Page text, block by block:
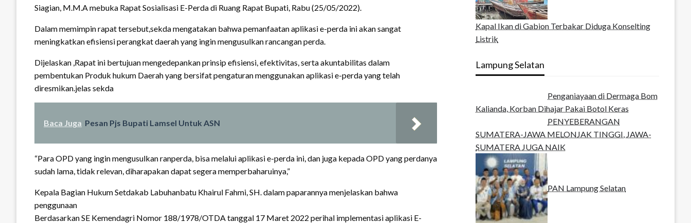
Siagian, M.M.A mebuka Rapat Sosialisasi E-Perda di Ruang Rapat Bupati, Rabu (25/05/2022).
Dalam memimpin rapat tersebut,sekda mengatakan bahwa pemanfaatan aplikasi e-perda ini akan sangat
meningkatkan efisiensi perangkat daerah yang ingin mengusulkan rancangan perda.
Dijelaskan ,Rapat ini bertujuan mengedepankan prinsip efisiensi, efektivitas, serta akuntabilitas dalam
pembentukan Produk hukum Daerah yang bersifat pengaturan menggunakan aplikasi e-perda yang telah
diresmikan.jelas sekda
Baca Juga Pesan Pjs Bupati Lamsel Untuk ASN
“Para OPD yang ingin mengusulkan ranperda, bisa melalui aplikasi e-perda ini, dan juga kepada OPD yang perdanya
sudah lama, tidak relevan, diharapakan dapat segera memperbaharuinya,”
Kepala Bagian Hukum Setdakab Labuhanbatu Khairul Fahmi, SH. dalam paparannya menjelaskan bahwa
penggunaan
Berdasarkan SE Kemendagri Nomor 188/1978/OTDA tanggal 17 Maret 2022 perihal implementasi aplikasi E-
Kapal Ikan di Gabion Terbakar Diduga Konselting
Listrik
Lampung Selatan
Penganiayaan di Dermaga Bom
Kalianda, Korban Dihajar Pakai Botol Keras
PENYEBERANGAN
SUMATERA-JAWA MELONJAK TINGGI, JAWA-
SUMATERA JUGA NAIK
PAN Lampung Selatan